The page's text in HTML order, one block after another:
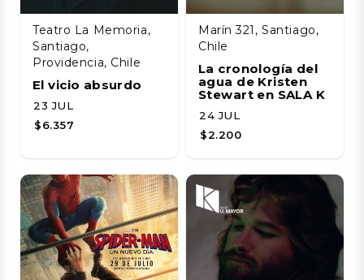
Teatro La Memoria,
Santiago,
Providencia, Chile
El vicio absurdo
23 JUL
$6.357
Marín 321, Santiago,
Chile
La cronología del
agua de Kristen
Stewart en SALA K
24 JUL
$2.200